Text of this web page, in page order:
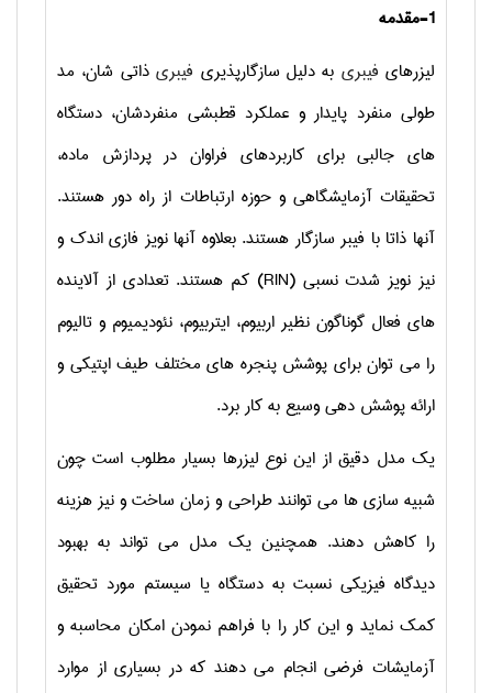
1-مقدمه
لیزرهای فیبری به دلیل سازگارپذیری فیبریذاتی شان، مد
طولی منفرد پایدار و عملکرد قطبشی منفردشان، دستگاه
های جالبی برای کاربردهای فراوان در پردازش ماده،
تحقیقات آزمایشگاهی و حوزه ارتباطات از راه دور هستند.
آنها ذاتا با فیبر سازگار هستند. بعلاوه آنها نویز فازی اندک و
نیز نویز شدت نسبی (RIN) کم هستند. تعدادی از آلاینده
های فعال گوناگون نظیر اربیوم، ایتربیوم، نئودیمیوم و تالیوم
را می توان برای پوشش پنجره های مختلف طیف اپتیکی و
ارائه پوشش دهی وسیع به کار برد.
یک مدل دقیق از این نوع لیزرها بسیار مطلوب است چون
شبیه سازی ها می توانند طراحی و زمان ساخت و نیز هزینه
را کاهش دهند. همچنین یک مدل می تواند به بهبود
دیدگاه فیزیکی نسبت به دستگاه یا سیستم مورد تحقیق
کمک نماید و این کار را با فراهم نمودن امکان محاسبه و
آزمایشات فرضی انجام می دهند که در بسیاری از موارد